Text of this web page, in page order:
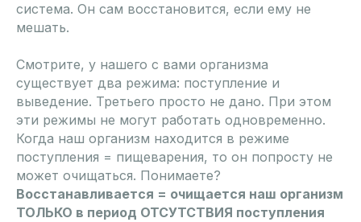
система. Он сам восстановится, если ему не
мешать.
Смотрите, у нашего с вами организма
существует два режима: поступление и
выведение. Третьего просто не дано. При этом
эти режимы не могут работать одновременно.
Когда наш организм находится в режиме
поступления = пищеварения, то он попросту не
может очищаться. Понимаете?
Восстанавливается = очищается наш организм
ТОЛЬКО в период ОТСУТСТВИЯ поступления